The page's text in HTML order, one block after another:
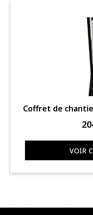
Coffret de
VOIR